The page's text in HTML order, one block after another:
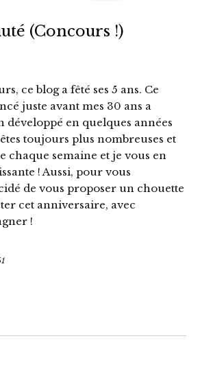
(Concours !)
ce blog a fêté ses 5 ans. Ce
juste avant mes 30 ans a
développé en quelques années
êtes toujours plus nombreuses et
chaque semaine et je vous en
! Aussi, pour vous
de vous proposer un chouette
cet anniversaire, avec
!